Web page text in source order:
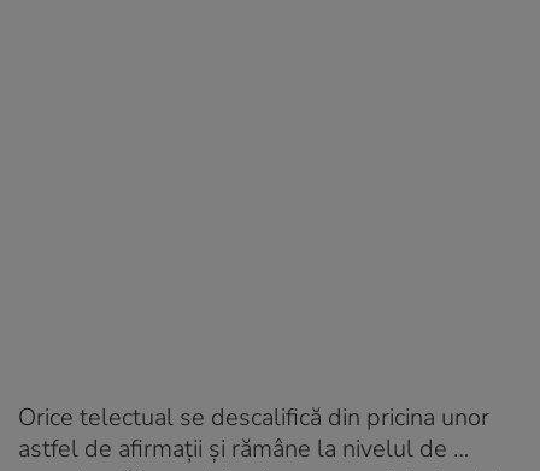
Orice telectual se descalifică din pricina unor
astfel de afirmații și rămâne la nivelul de …